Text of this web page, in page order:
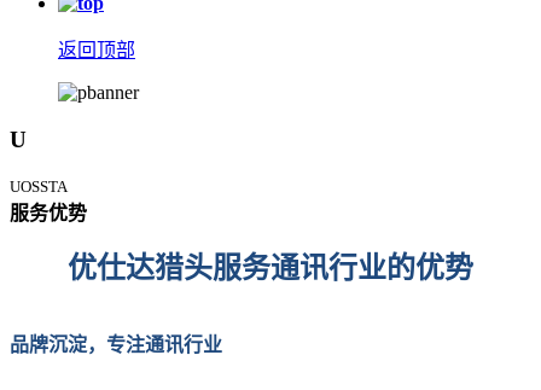
返回顶部
U
UOSSTA
服务优势
优仕达猎头服务通讯行业的优势
品牌沉淀，专注通讯行业